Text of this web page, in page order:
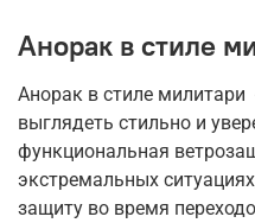
Анорак в стиле
Анорак в стиле милитари
выглядеть стильно и
функциональная
экстремальных
защиту во время